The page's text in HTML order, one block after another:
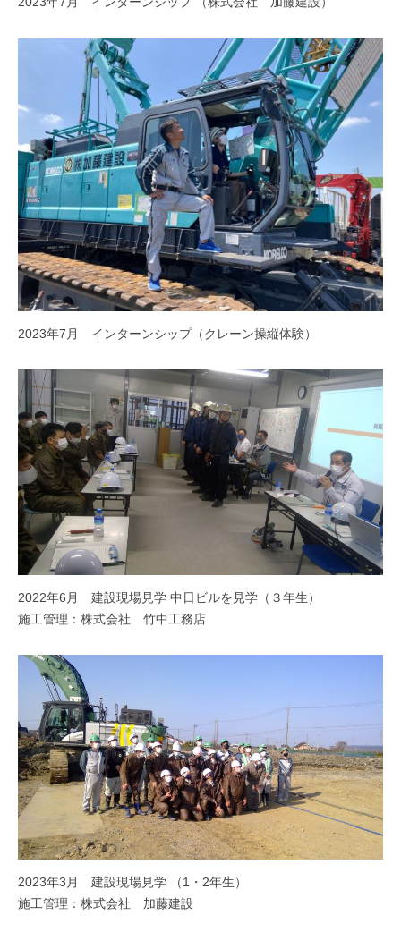
2023年7月 インターンシップ（クレーン操縦体験）
2022年6月 建設現場見学 中日ビルを見学（３年生）
施工管理：株式会社 竹中工務店
2023年3月 建設現場見学 （1・2年生）
施工管理：株式会社 加藤建設